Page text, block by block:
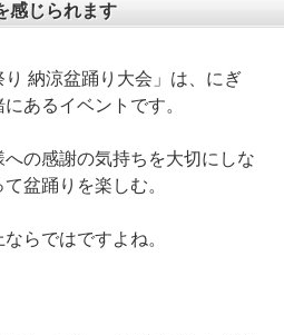
感じられます
納涼盆踊り大会」は、にぎ
あるイベントです。
の感謝の気持ちを大切にしな
盆踊りを楽しむ。
らではですよね。